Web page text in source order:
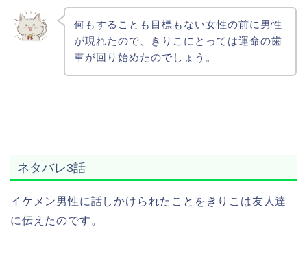
何もすることも目標もない女性の前に男性
が現れたので、きりこにとっては運命の歯
車が回り始めたのでしょう。
ネタバレ3話
イケメン男性に話しかけられたことをきりこは友人達
に伝えたのです。